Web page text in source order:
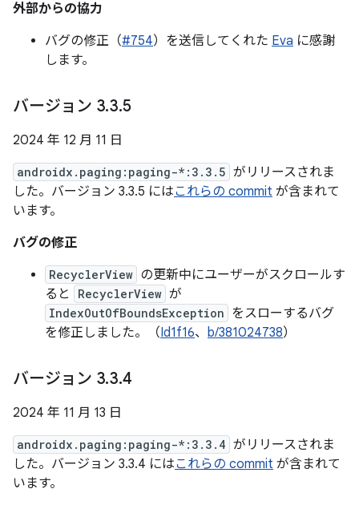
外部からの協力
バグの修正（#754）を送信してくれた Eva に感謝
します。
バージョン 3.3.5
2024 年 12 月 11 日
androidx.paging:paging-*:3.3.5 がリリースされま
した。バージョン 3.3.5 にはこれらの commit が含まれて
います。
バグの修正
RecyclerView の更新中にユーザーがスクロールす
ると
RecyclerView が
IndexOutOfBoundsException をスローするバグ
を修正しました。（Id1f16、 b/381024738）
バージョン 3.3.4
2024 年 11 月 13 日
androidx.paging:paging-*:3.3.4 がリリースされま
した。バージョン 3.3.4 にはこれらの commit が含まれて
います。